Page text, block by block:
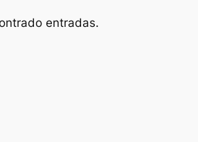
entradas.